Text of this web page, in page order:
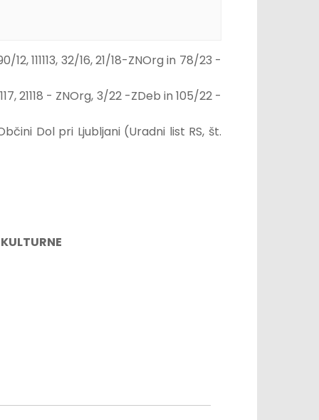
111113, 32/16, 21/18-ZNOrg in 78/23 -
21118 - ZNOrg, 3/22 -ZDeb in 105/22 -
Dol pri Ljubljani (Uradni list RS, št.